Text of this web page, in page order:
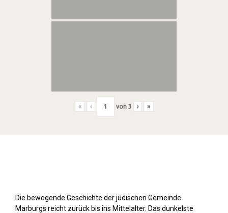
« ‹ von 3 › »
Die bewegende Geschichte der jüdischen Gemeinde
Marburgs reicht zurück bis ins Mittelalter. Das dunkelste